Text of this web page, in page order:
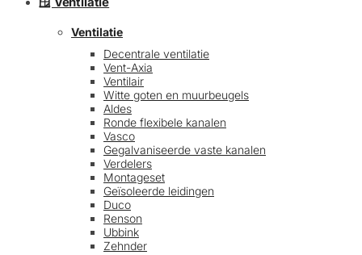
Ventilatie
Decentrale ventilatie
Vent-Axia
Ventilair
Witte goten en muurbeugels
Aldes
Ronde flexibele kanalen
Vasco
Gegalvaniseerde vaste kanalen
Verdelers
Montageset
Geïsoleerde leidingen
Duco
Renson
Ubbink
Zehnder